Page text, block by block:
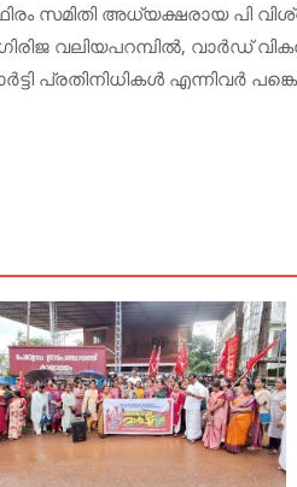
സമിതി അധ്യക്ഷരായ പി
വലിയപറമ്പിൽ, വാർഡ്
പ്രതിനിധികൾ എന്നിവർ